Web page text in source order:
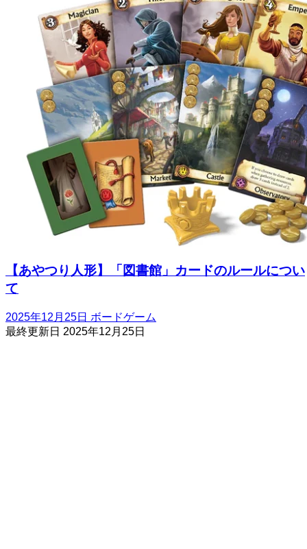
【あやつり人形】「図書館」カードのルールについ
て
2025年12月25日 ボードゲーム
最終更新日 2025年12月25日